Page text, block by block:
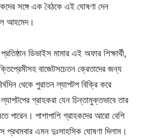
সঙ্গে এক বৈঠকে এই ঘোষণা দেন
আহমেদ।
ডিভাইস মামার এই অফার শিক্ষার্থী,
বাজেটসচেতন ক্রেতাদের জন্য
থেকে পুরাতন ল্যাপটপ বিক্রি করে
গ্রাহকরা যেন চিন্তামুক্তভাবে তার
পারেন। পাশাপাশি গ্রাহকদের আরো বেশি
প্রথমবার এমন দুঃসাহসিক ঘোষণা দিলাম।